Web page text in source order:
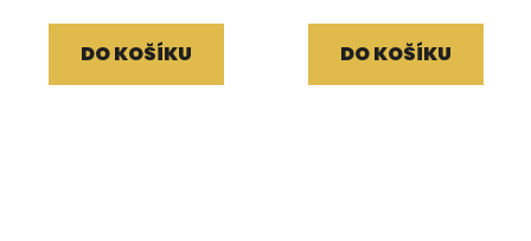
DO KOŠÍKU DO KOŠÍKU